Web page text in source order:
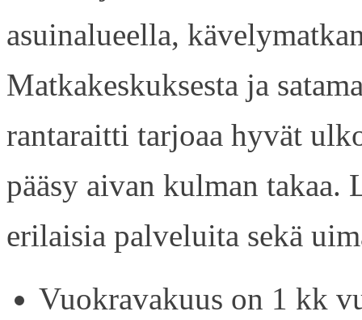
asuinalueella,
Matkakeskuksesta ja
rantaraitti tarjoaa hyvät
pääsy aivan kulman
erilaisia palveluita sekä
Vuokravakuus on 1 kk